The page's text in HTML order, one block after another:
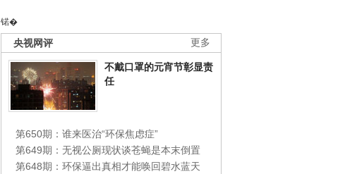
锘�
更多
央视网评
不戴口罩的元宵节彰显责
任
第650期：谁来医治“环保焦虑症”
第649期：无视公厕现状谈苍蝇是本末倒置
第648期：环保逼出真相才能唤回碧水蓝天